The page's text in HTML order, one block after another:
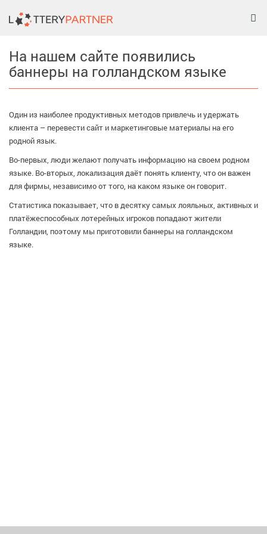
На нашем сайте появились
баннеры на голландском языке
Один из наиболее продуктивных методов привлечь и удержать
клиента – перевести сайт и маркетинговые материалы на его
родной язык.
Во-первых, люди желают получать информацию на своем родном
языке. Во-вторых, локализация даёт понять клиенту, что он важен
для фирмы, независимо от того, на каком языке он говорит.
Статистика показывает, что в десятку самых лояльных, активных и
платёжеспособных лотерейных игроков попадают жители
Голландии, поэтому мы приготовили баннеры на голландском
языке.